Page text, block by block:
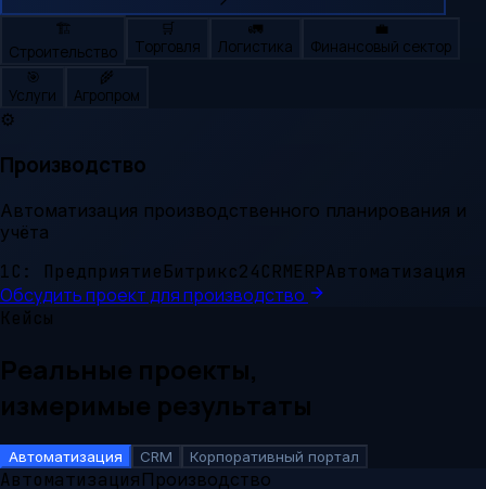
🏗️
Строительство
🛒
Торговля
🚛
Логистика
💼
Финансовый сектор
🎯
Услуги
🌾
Агропром
⚙️
Производство
Автоматизация производственного планирования и
учёта
1С: ПредприятиеБитрикс24CRMERPАвтоматизация
Обсудить проект дляпроизводство
Кейсы
Реальные проекты,
измеримые результаты
Автоматизация CRM Корпоративный портал
Автоматизация Производство